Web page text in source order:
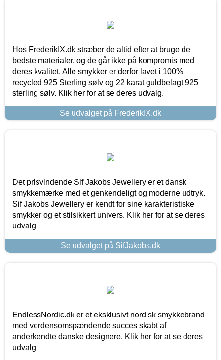
Hos FrederikIX.dk stræber de altid efter at bruge de
bedste materialer, og de går ikke på kompromis med
deres kvalitet. Alle smykker er derfor lavet i 100%
recycled 925 Sterling sølv og 22 karat guldbelagt 925
sterling sølv. Klik her for at se deres udvalg.
Se udvalget på FrederikIX.dk
Det prisvindende Sif Jakobs Jewellery er et dansk
smykkemærke med et genkendeligt og moderne udtryk.
Sif Jakobs Jewellery er kendt for sine karakteristiske
smykker og et stilsikkert univers. Klik her for at se deres
udvalg.
Se udvalget på SifJakobs.dk
EndlessNordic.dk er et eksklusivt nordisk smykkebrand
med verdensomspændende succes skabt af
anderkendte danske designere. Klik her for at se deres
udvalg.